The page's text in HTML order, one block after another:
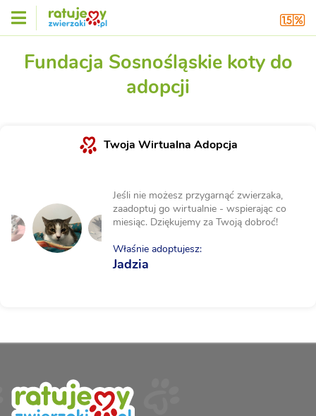
Fundacja Sosnośląskie koty do
adopcji
Twoja Wirtualna Adopcja
Jeśli nie możesz przygarnąć zwierzaka,
zaadoptuj go wirtualnie - wspierając co
miesiąc. Dziękujemy za Twoją dobroć!
Właśnie adoptujesz:
Jadzia